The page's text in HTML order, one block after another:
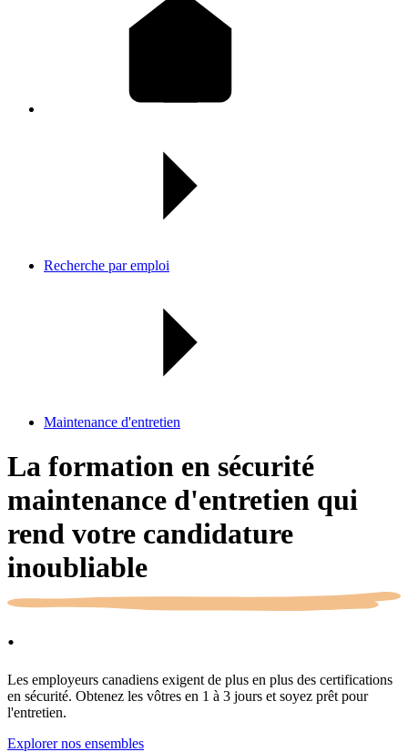
Recherche par emploi
Maintenance d'entretien
La formation en sécurité
maintenance d'entretien qui
rend votre candidature
inoubliable
.
Les employeurs canadiens exigent de plus en plus des certifications
en sécurité. Obtenez les vôtres en 1 à 3 jours et soyez prêt pour
l'entretien.
Explorer nos ensembles